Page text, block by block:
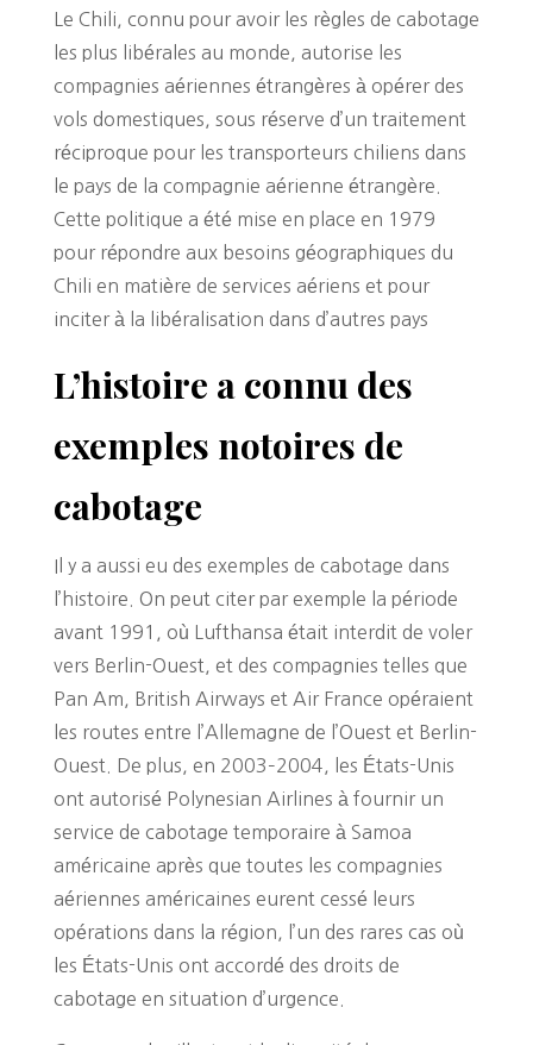
Le Chili, connu pour avoir les règles de cabotage
les plus libérales au monde, autorise les
compagnies aériennes étrangères à opérer des
vols domestiques, sous réserve d’un traitement
réciproque pour les transporteurs chiliens dans
le pays de la compagnie aérienne étrangère.
Cette politique a été mise en place en 1979
pour répondre aux besoins géographiques du
Chili en matière de services aériens et pour
inciter à la libéralisation dans d’autres pays
L’histoire a connu des
exemples notoires de
cabotage
Il y a aussi eu des exemples de cabotage dans
l’histoire. On peut citer par exemple la période
avant 1991, où Lufthansa était interdit de voler
vers Berlin-Ouest, et des compagnies telles que
Pan Am, British Airways et Air France opéraient
les routes entre l’Allemagne de l’Ouest et Berlin-
Ouest. De plus, en 2003–2004, les États-Unis
ont autorisé Polynesian Airlines à fournir un
service de cabotage temporaire à Samoa
américaine après que toutes les compagnies
aériennes américaines eurent cessé leurs
opérations dans la région, l’un des rares cas où
les États-Unis ont accordé des droits de
cabotage en situation d’urgence.